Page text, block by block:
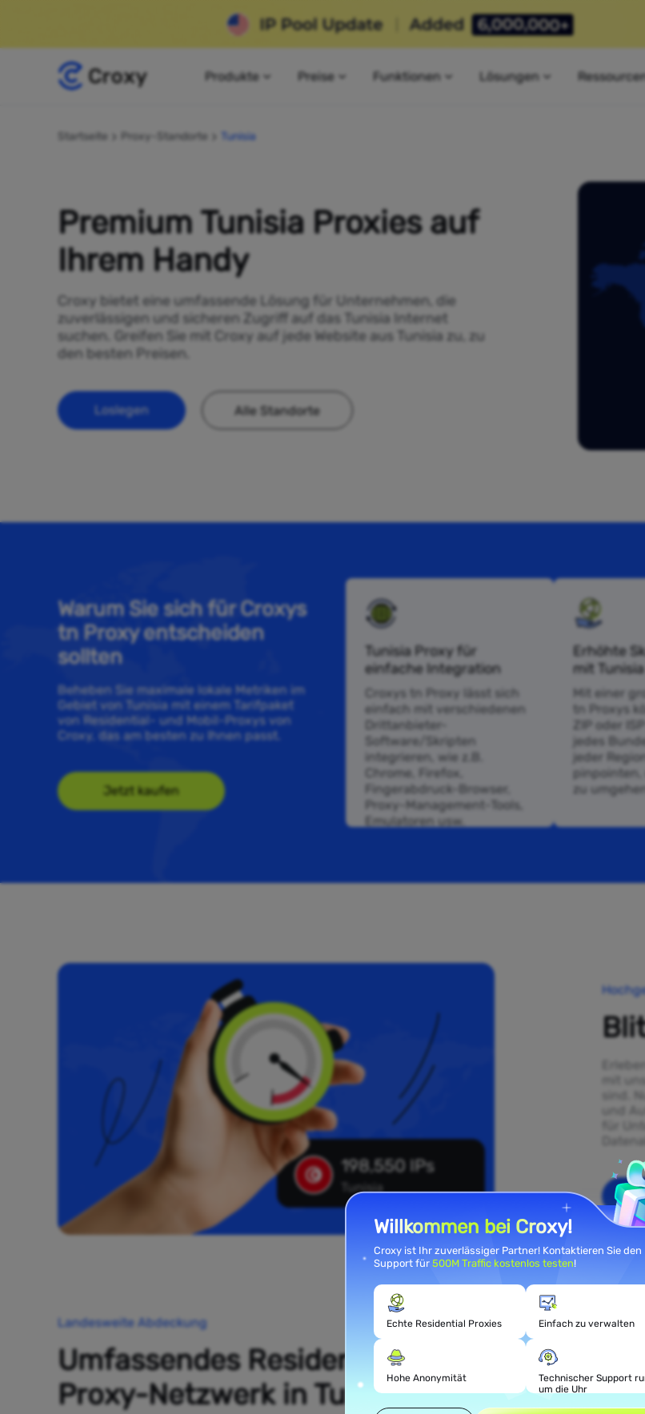
Produkte Preise Funktionen Lösungen
Startseite Proxy-Standorte Tunisia
Premium Tunisia Proxies auf
Ihrem Handy
Croxy bietet eine umfassende Lösung für Unternehmen, die
zuverlässigen und sicheren Zugriff auf das Tunisia Internet
suchen. Greifen Sie mit Croxy auf jede Website aus Tunisia zu, zu
den besten Preisen.
Loslegen Alle Standorte
Warum Sie sich für Croxys
tn Proxy entscheiden
sollten
Beheben Sie maximale lokale Metriken im
Gebiet von Tunisia mit einem Tarifpaket
von Residential- und Mobil-Proxys von
Croxy, das am besten zu Ihnen passt.
Jetzt kaufen
Tunisia Proxy für
einfache Integration
Croxys tn Proxy lässt sich
einfach mit verschiedenen
Drittanbieter-
Software/Skripten
integrieren, wie z.B.
Chrome, Firefox,
Fingerabdruck-Browser,
Proxy-Management-Tools,
Emulatoren usw.
Erhöhte
mit
Mit einer
tn Proxys
ZIP oder
jedes
jeder
pinpointen,
zu umgehen.
198,550 IPs
Tunisia
mit
sind.
und
für
Landesweite Abdeckung
Umfassendes Residential-
Proxy-Netzwerk in Tunisia
Willkommen bei Croxy!
Croxy ist Ihr zuverlässiger Partner! Kontaktieren Sie den
Support für 500M Traffic kostenlos testen!
Echte Residential Proxies Einfach zu verwalten
Hohe Anonymität
Technischer Support
um die Uhr